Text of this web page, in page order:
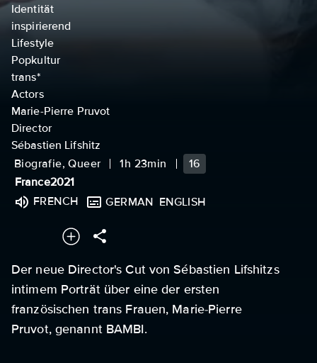
Identität
inspirierend
Lifestyle
Popkultur
trans*
Actors
Marie-Pierre Pruvot
Director
Sébastien Lifshitz
Biografie, Queer
1h 23min
16
France2021
FRENCH
GERMAN ENGLISH
Der neue Director's Cut von Sébastien Lifshitzs
intimem Porträt über eine der ersten
französischen trans Frauen, Marie-Pierre
Pruvot, genannt BAMBI.